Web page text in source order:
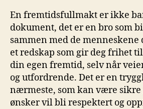
En fremtidsfullmakt⁤ er ikke
dokument, ⁢det er en bro som
sammen med de⁢ menneskene
et redskap som gir deg frihet
din egen fremtid, selv når
og utfordrende.⁤ Det‌ er en
nærmeste, ⁣som kan være sikre
ønsker⁤ vil bli respektert og